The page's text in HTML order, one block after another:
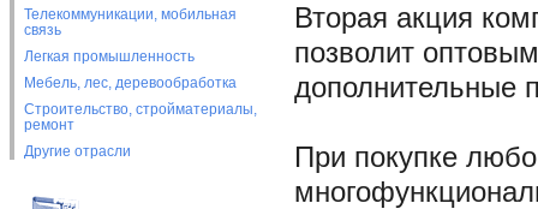
Телекоммуникации, мобильная
связь
Легкая промышленность
Мебель, лес, деревообработка
Строительство, стройматериалы,
ремонт
Другие отрасли
Вторая акция
позволит
дополнительные
При покупке